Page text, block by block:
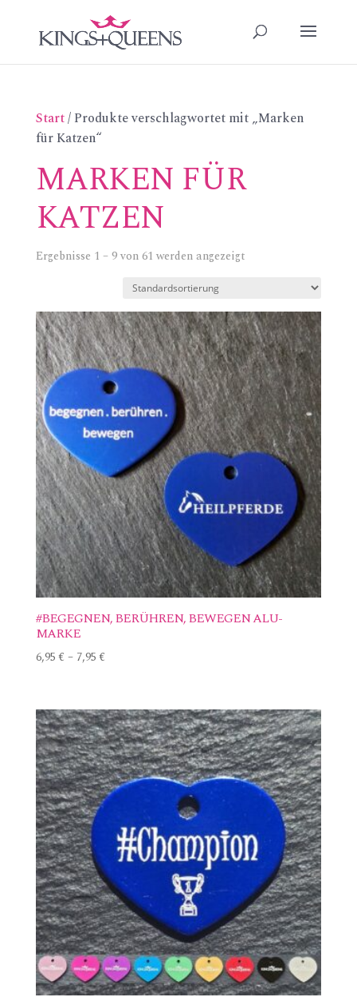
Start/ Produkte verschlagwortet mit „Marken
für Katzen“
MARKEN FÜR
KATZEN
Ergebnisse 1 – 9 von 61 werden angezeigt
#BEGEGNEN, BERÜHREN, BEWEGEN ALU-
MARKE
6,95€ – 7,95€